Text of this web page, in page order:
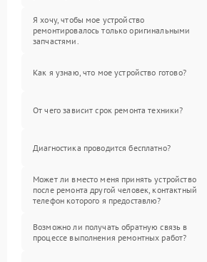
Я хочу, чтобы мое устройство
ремонтировалось только оригинальными
запчастями.
Как я узнаю, что мое устройство готово?
От чего зависит срок ремонта техники?
Диагностика проводится бесплатно?
Может ли вместо меня принять устройство
после ремонта другой человек, контактный
телефон которого я предоставлю?
Возможно ли получать обратную связь в
процессе выполнения ремонтных работ?